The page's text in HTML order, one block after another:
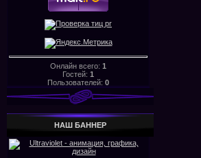
Онлайн всего: 1
Гостей: 1
Пользователей: 0
НАШ БАHHЕР